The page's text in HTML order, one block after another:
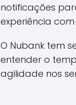
notificações
experiência com
O Nubank tem
entender o
agilidade nos